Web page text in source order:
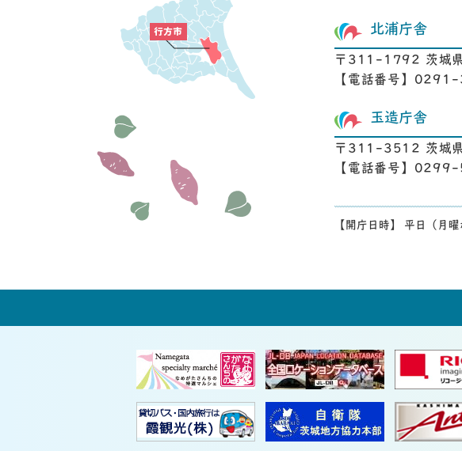
北浦庁舎
〒311-1792 茨城
【電話番号】
玉造庁舎
〒311-3512 茨城
【電話番号】
【開庁日時】 平日（月